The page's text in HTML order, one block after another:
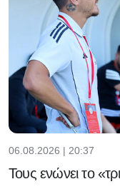
06.08.2026 | 20:37
Τους ενώνει το